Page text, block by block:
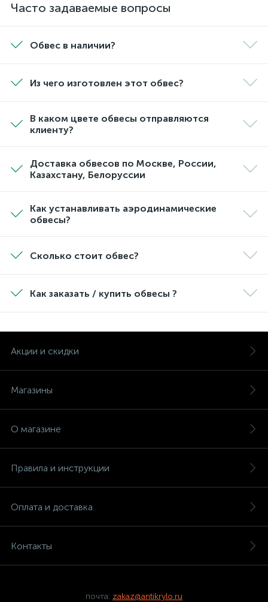
Часто задаваемые вопросы
Обвес в наличии?
Из чего изготовлен этот обвес?
В каком цвете обвесы отправляются
клиенту?
Доставка обвесов по Москве, России,
Казахстану, Белоруссии
Как устанавливать аэродинамические
обвесы?
Сколько стоит обвес?
Как заказать / купить обвесы ?
Акции и скидки
Магазины
О магазине
Правила и инструкции
Оплата и доставка
Контакты
почта: zakaz@antikrylo.ru